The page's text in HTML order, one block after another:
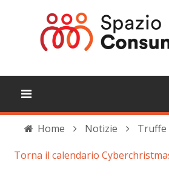
Home Notizie
Truffe
Torna il calendario